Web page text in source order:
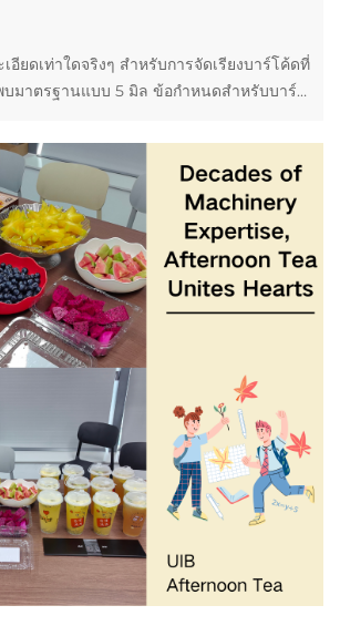
อียดเท่าใดจริงๆ สำหรับการจัดเรียงบาร์โค้ดที่
บมาตรฐานแบบ 5 มิล ข้อกำหนดสำหรับบาร์
ของคุณทำงานได้อย่างถูกต้อง